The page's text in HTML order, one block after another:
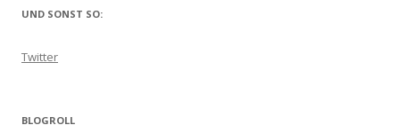
UND SONST SO:
Twitter
BLOGROLL